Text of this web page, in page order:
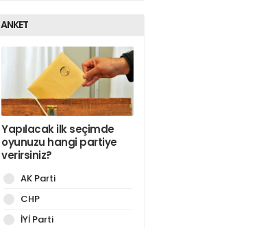
ANKET
Yapılacak ilk seçimde
oyunuzu hangi partiye
verirsiniz?
AK Parti
CHP
İYİ Parti